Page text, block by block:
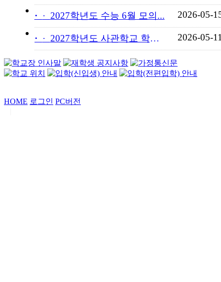
· 2027학년도 수능 6월 모의... 2026-05-
· 2027학년도 사관학교 학교장... 2026-05-
HOME 로그인 PC버전